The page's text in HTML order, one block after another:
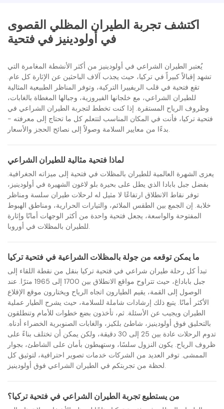
اكتشف تجربة الطيران المظلي القصوى
في أولودينيز في فتحية
يُعتبر الطيران الشراعي في أولودينيز من أكثر الأنشطة المغامرة التي
تشهد إقبالاً كبيراً في تركيا، حيث يجذب آلاف الباحثين عن الإثارة كل عام.
تقع فتحية في قلب الريفييرا التركية، وتوفر المناظر الطبيعية المثالية
للطيران الشراعي، مع خلجانها الفيروزية، وجبالها المغطاة بالغابات،
وظروف الرياح المستقرة. إذا كنت تخطط لتجربة الطيران الشراعي في
فتحية تركيا، فأنت في المكان المناسب لتتعلم كل ما تحتاج إلى معرفته -
بدءًا من معايير السلامة وصولاً إلى نصائح الحجز والأسعار.
لماذا فتحية مثالية للطيران الشراعي
يعزى الشهرة العالمية للطيران بالمظلات في فتحية إلى ميزاته الجغرافية.
بفضل جبل بابادا الذي يطل على بحيرة بلو لاغون الشهيرة في أولودينيز،
توفر نقاط الانطلاق ارتفاعًا لا مثيل له لرحلات طيران سلسة ومناظر
خلابة. إن الجمع بين الطقس الملائم، والتيارات الحرارية، ومناطق الهبوط
المفتوحة والواسعة، يجعل فتحية واحدة من أكثر الوجهات أمانًا وإثارة
للطيران بالمظلات في أوروبا.
ما يمكن توقعه من جولة بالمظلات الشراعية في فتحية تركيا
تبدأ كل رحلة طيران شراعي في فتحية تركيا بنقل من نقطة اللقاء إلى
جبل باباداغ، حيث تتراوح مواقع الانطلاق بين 1700 إلى 1965 مترًا. عند
الوصول إلى القمة، يقيم الطيارون اتجاه الرياح ويختارون موقع الإقلاع
الأكثر أمانًا. يتبع ذلك إرشادات شاملة للسلامة، حيث يشرح الطيار عملية
الطيران ويجيب عن الأسئلة. ثم، تأخذون بضع خطوات للأمام وتنطلقون
بالتحليق فوق أولودينيز، شاطئ بلكيز، والغابات الصنوبرية الخضراء أدناه.
تدوم الرحلات عادة بين 25 إلى 30 دقيقة، ولكن يمكن أن تختلف بناءً على
ظروف الرياح. يكون النزول سلسًا، وستهبطون بأمان على الشاطئ، بجوار
الممشى. توفر العديد من الشركات خدمات تصوير احترافية، لتوثيق كل
لحظة من تجربتكم في الطيران الشراعي فوق أولودينيز.
من يستطيع تجربة الطيران الشراعي في فتحية تركيا؟